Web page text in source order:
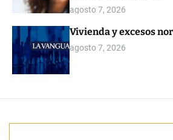
agosto 7, 2026
Vivienda y excesos
agosto 7, 2026